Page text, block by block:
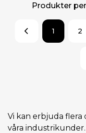
Produkter
1 2
Vi kan erbjuda flera
våra